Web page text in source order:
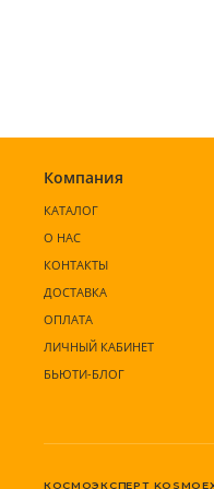
Компания
КАТАЛОГ
О НАС
КОНТАКТЫ
ДОСТАВКА
ОПЛАТА
ЛИЧНЫЙ КАБИНЕТ
БЬЮТИ-БЛОГ
КОСМОЭКСПЕРТ